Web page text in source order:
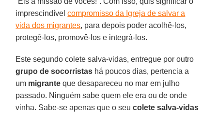
imprescindívelcompromisso da Igreja de salvar a
vida dos migrantes, para depois poder acolhê-los,
protegê-los, promovê-los e integrá-los.
Este segundo colete salva-vidas, entregue por outro
grupo de socorristas há poucos dias, pertencia a
um migrante que desapareceu no mar em julho
passado. Ninguém sabe quem ele era ou de onde
vinha. Sabe-se apenas que o seucolete salva-vidas